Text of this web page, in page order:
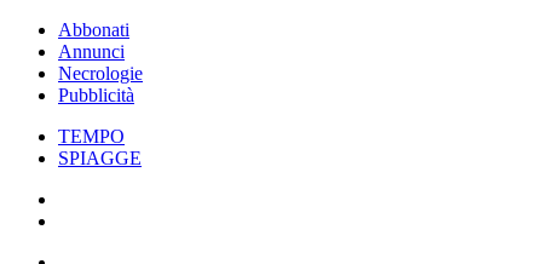
Abbonati
Annunci
Necrologie
Pubblicità
TEMPO
SPIAGGE